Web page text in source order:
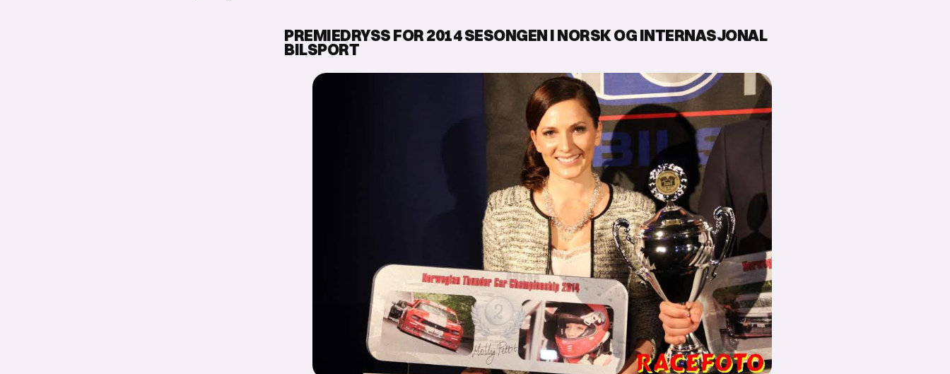
PREMIEDRYSS FOR 2014 SESONGEN I NORSK OG INTERNASJONAL
BILSPORT